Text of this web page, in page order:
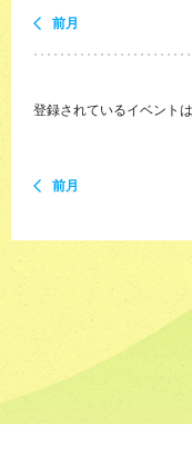
前月
登録されているイベントは
前月